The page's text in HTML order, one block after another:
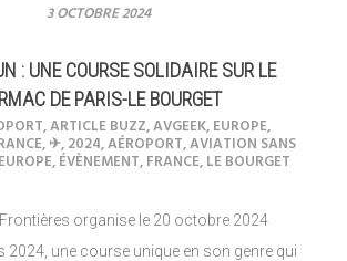
3 OCTOBRE 2024
: UNE COURSE SOLIDAIRE SUR LE
DE PARIS-LE BOURGET
,ARTICLE BUZZ,AVGEEK,EUROPE,
,✈︎,2024,AÉROPORT,AVIATION SANS
EUROPE,ÉVÈNEMENT,FRANCE,LE BOURGET
organise le 20 octobre 2024
2024, une course unique en son genre qui